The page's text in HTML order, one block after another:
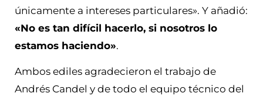
únicamente a intereses particulares». Y añadió:
«No es tan difícil hacerlo, si nosotros lo
estamos haciendo».
Ambos ediles agradecieron el trabajo de
Andrés Candel y de todo el equipo técnico del